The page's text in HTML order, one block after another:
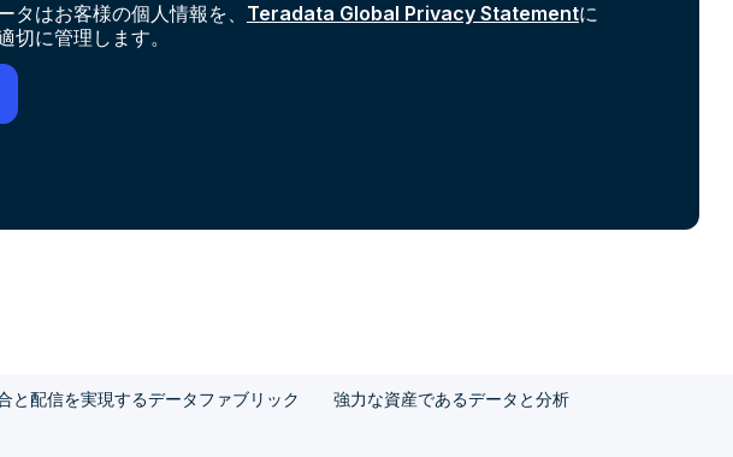
タはお客様の個人情報を、 Teradata Global Privacy Statementに
切に管理します。
と配信を実現するデータファブリック 強力な資産であるデータと分析